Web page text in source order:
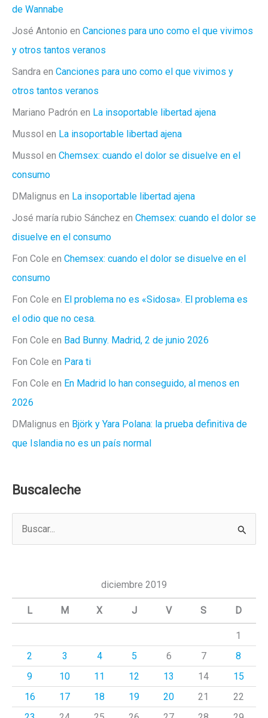
de Wannabe
José Antonio en Canciones para uno como el que vivimos
y otros tantos veranos
Sandra en Canciones para uno como el que vivimos y
otros tantos veranos
Mariano Padrón en La insoportable libertad ajena
Mussol en La insoportable libertad ajena
Mussol en Chemsex: cuando el dolor se disuelve en el
consumo
DMalignus en La insoportable libertad ajena
José maría rubio Sánchez en Chemsex: cuando el dolor se
disuelve en el consumo
Fon Cole en Chemsex: cuando el dolor se disuelve en el
consumo
Fon Cole en El problema no es «Sidosa». El problema es
el odio que no cesa.
Fon Cole en Bad Bunny. Madrid, 2 de junio 2026
Fon Cole en Para ti
Fon Cole en En Madrid lo han conseguido, al menos en
2026
DMalignus en Björk y Yara Polana: la prueba definitiva de
que Islandia no es un país normal
Buscaleche
a
diciembre 2019
L M X J V S D
1
2
3 4 5 6 7
8
9
10 11 12 13 14
15
16
17 18 19 20 21
22